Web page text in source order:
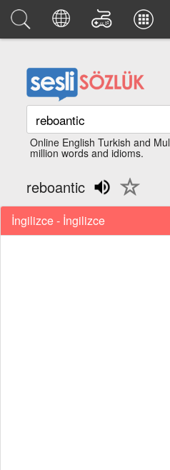
Online English Turkish and
million words and idioms.
reboantic
İngilizce - İngilizce